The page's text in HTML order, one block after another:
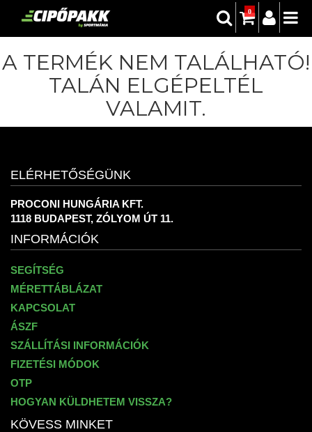
0
A TERMÉK NEM TALÁLHATÓ!
TALÁN ELGÉPELTÉL
VALAMIT.
ELÉRHETŐSÉGÜNK
PROCONI HUNGÁRIA KFT.
1118 BUDAPEST, ZÓLYOM ÚT 11.
INFORMÁCIÓK
SEGÍTSÉG
MÉRETTÁBLÁZAT
KAPCSOLAT
ÁSZF
SZÁLLÍTÁSI INFORMÁCIÓK
FIZETÉSI MÓDOK
OTP
HOGYAN KÜLDHETEM VISSZA?
KÖVESS MINKET